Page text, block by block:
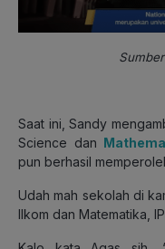
Saat ini, Sandy
Science dan
pun berhasil
Udah mah sekolah di
Ilkom dan Matematika,